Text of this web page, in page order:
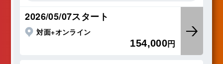
2026/05/07スタート
対面+オンライン
154,000円